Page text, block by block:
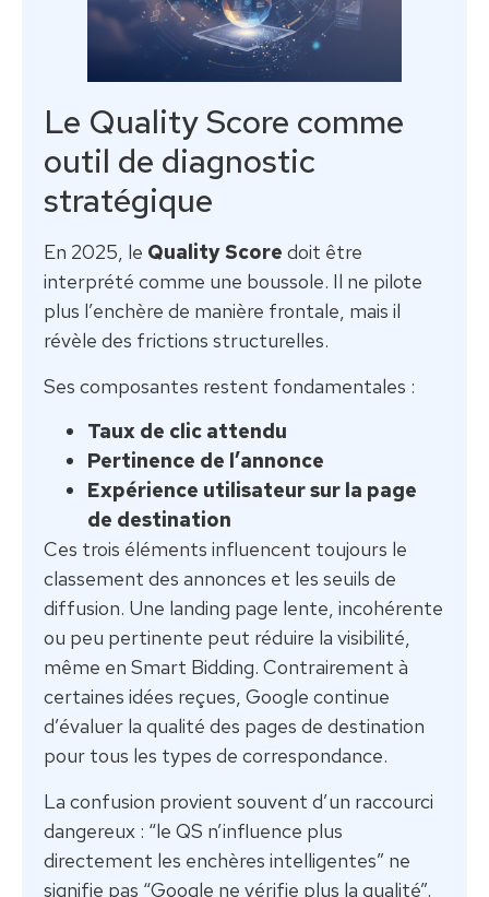
Le Quality Score comme
outil de diagnostic
stratégique
En 2025, le Quality Score doit être
interprété comme une boussole. Il ne pilote
plus l’enchère de manière frontale, mais il
révèle des frictions structurelles.
Ses composantes restent fondamentales :
Taux de clic attendu
Pertinence de l’annonce
Expérience utilisateur sur la page
de destination
Ces trois éléments influencent toujours le
classement des annonces et les seuils de
diffusion. Une landing page lente, incohérente
ou peu pertinente peut réduire la visibilité,
même en Smart Bidding. Contrairement à
certaines idées reçues, Google continue
d’évaluer la qualité des pages de destination
pour tous les types de correspondance.
La confusion provient souvent d’un raccourci
dangereux : “le QS n’influence plus
directement les enchères intelligentes” ne
signifie pas “Google ne vérifie plus la qualité”.